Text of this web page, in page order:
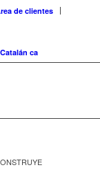
de clientes
Catalán ca